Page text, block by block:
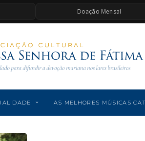
Doação Mensal
AS MELHORES MÚSICAS